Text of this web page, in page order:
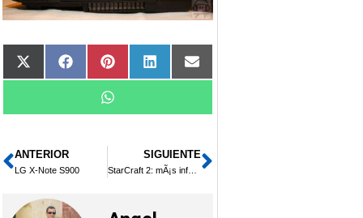
Compartir
en
X
(Twitter)
Compartir
en
FacebookCompartir
en
PinterestCompartir
en
LinkedInCompartir
en
Email
Compartir
en
WhatsApp
Ant
ANTERIOR
LG X-Note S900
SIGUIENTE
StarCraft 2: mÃ¡s informaciÃ³n Siguiente